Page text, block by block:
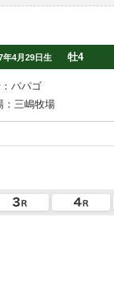
年4月29日生 牡4
パパゴ
：三嶋牧場